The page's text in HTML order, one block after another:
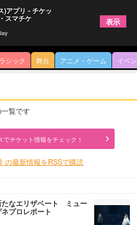
シック 舞台 アニメ・ゲーム イベ
覧です
でチケット情報をチェック！
の最新情報をRSSで購読
たなエリザベート ミュー
プロレポート
)アプリ - チケッ
スマチケ 表示